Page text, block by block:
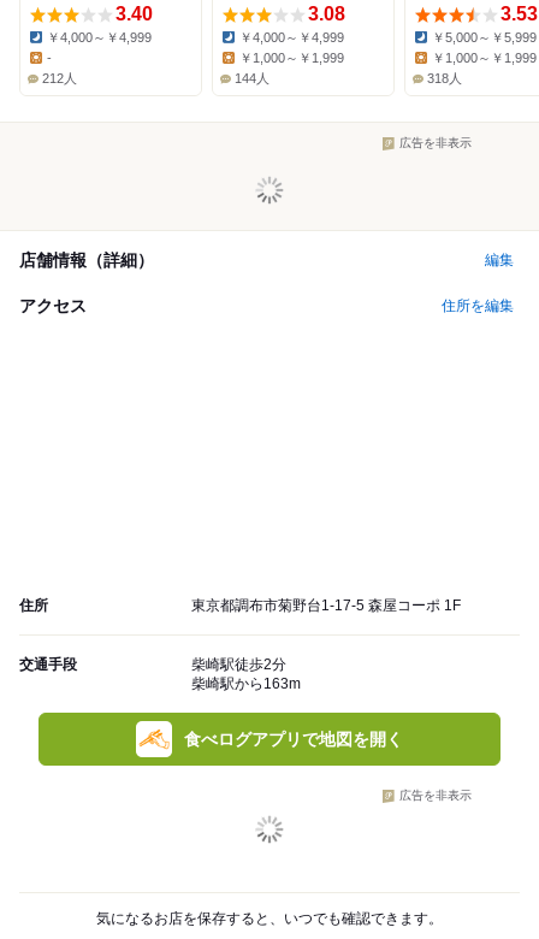
3.40
Dinner:
￥4,000～￥4,999
-
212人
3.08
Dinner:
￥4,000～￥4,999
￥1,000～￥1,999
144人
3.53
Dinner:
￥5,000～￥5,999
￥1,000～￥1,999
318人
広告を非表示
店舗情報（詳細） 編集
アクセス 住所を編集
住所 東京都調布市菊野台1-17-5 森屋コーポ 1F
交通手段
柴崎駅徒歩2分
柴崎駅から163m
食べログアプリで地図を開く
広告を非表示
気になるお店を保存すると、いつでも確認できます。